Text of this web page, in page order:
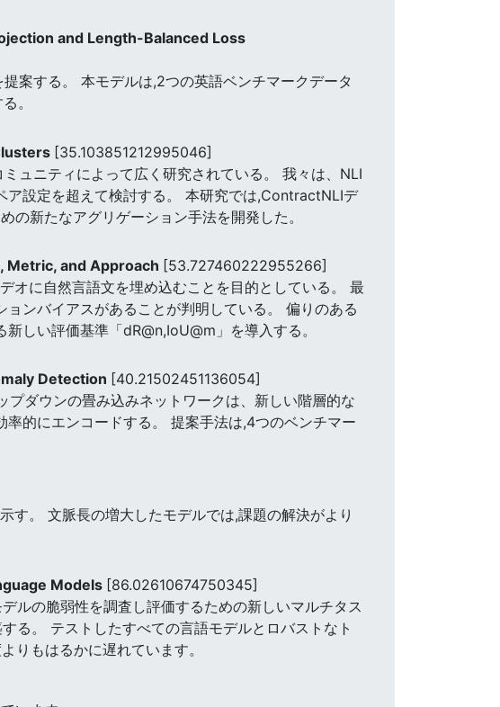
and Length-Balanced Loss
案する。 本モデルは,2つの英語ベンチマークデータ
。
[35.103851212995046]
ュニティによって広く研究されている。 我々は、NLI
ア設定を超えて検討する。 本研究では,ContractNLIデ
の新たなアグリゲーション手法を開発した。
Metric, and Approach [53.727460222955266]
オに自然言語文を埋め込むことを目的としている。 最
ンバイアスがあることが判明している。 偏りのある
しい評価基準「dR@n,IoU@m」を導入する。
Detection [40.21502451136054]
ダウンの畳み込みネットワークは、新しい階層的な
的にエンコードする。 提案手法は,4つのベンチマー
す。 文脈長の増大したモデルでは,課題の解決がより
Models [86.02610674750345]
ルの脆弱性を調査し評価するための新しいマルチタス
る。 テストしたすべての言語モデルとロバストなト
りもはるかに遅れています。